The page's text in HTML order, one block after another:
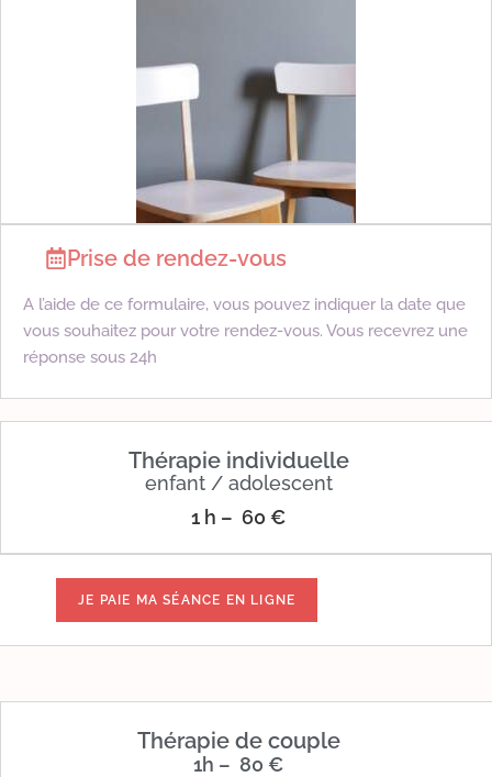
Prise de rendez-vous
A l’aide de ce formulaire, vous pouvez indiquer la date que
vous souhaitez pour votre rendez-vous. Vous recevrez une
réponse sous 24h
Thérapie individuelle
enfant / adolescent
1 h – 60 €
Thérapie de couple
1h – 80 €